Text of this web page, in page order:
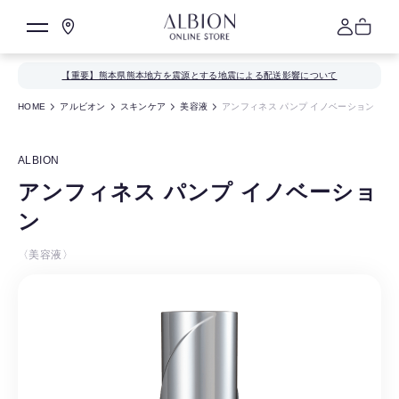
【重要】熊本県熊本地方を震源とする地震による配送影響について
HOME アルビオン スキンケア 美容液 アンフィネス パンプ イノベーション
ALBION
アンフィネス パンプ イノベーショ
ン
〈美容液〉